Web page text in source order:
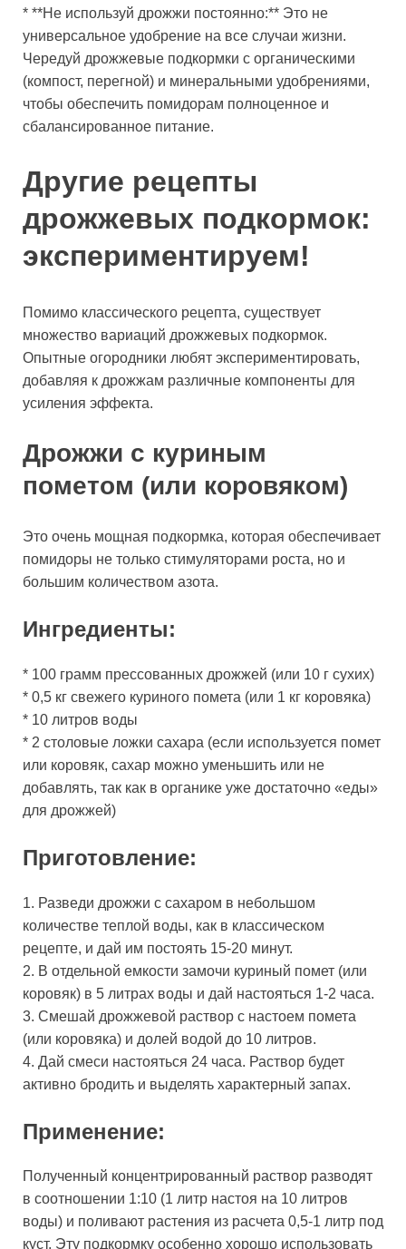
* **Не используй дрожжи постоянно:** Это не
универсальное удобрение на все случаи жизни.
Чередуй дрожжевые подкормки с органическими
(компост, перегной) и минеральными удобрениями,
чтобы обеспечить помидорам полноценное и
сбалансированное питание.
Другие рецепты
дрожжевых подкормок:
экспериментируем!
Помимо классического рецепта, существует
множество вариаций дрожжевых подкормок.
Опытные огородники любят экспериментировать,
добавляя к дрожжам различные компоненты для
усиления эффекта.
Дрожжи с куриным
пометом (или коровяком)
Это очень мощная подкормка, которая обеспечивает
помидоры не только стимуляторами роста, но и
большим количеством азота.
Ингредиенты:
* 100 грамм прессованных дрожжей (или 10 г сухих)
* 0,5 кг свежего куриного помета (или 1 кг коровяка)
* 10 литров воды
* 2 столовые ложки сахара (если используется помет
или коровяк, сахар можно уменьшить или не
добавлять, так как в органике уже достаточно «еды»
для дрожжей)
Приготовление:
1. Разведи дрожжи с сахаром в небольшом
количестве теплой воды, как в классическом
рецепте, и дай им постоять 15-20 минут.
2. В отдельной емкости замочи куриный помет (или
коровяк) в 5 литрах воды и дай настояться 1-2 часа.
3. Смешай дрожжевой раствор с настоем помета
(или коровяка) и долей водой до 10 литров.
4. Дай смеси настояться 24 часа. Раствор будет
активно бродить и выделять характерный запах.
Применение:
Полученный концентрированный раствор разводят
в соотношении 1:10 (1 литр настоя на 10 литров
воды) и поливают растения из расчета 0,5-1 литр под
куст. Эту подкормку особенно хорошо использовать